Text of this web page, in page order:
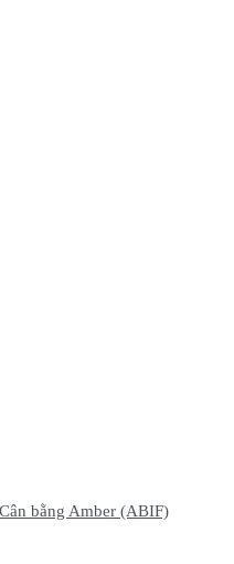
bằng Amber (ABIF)